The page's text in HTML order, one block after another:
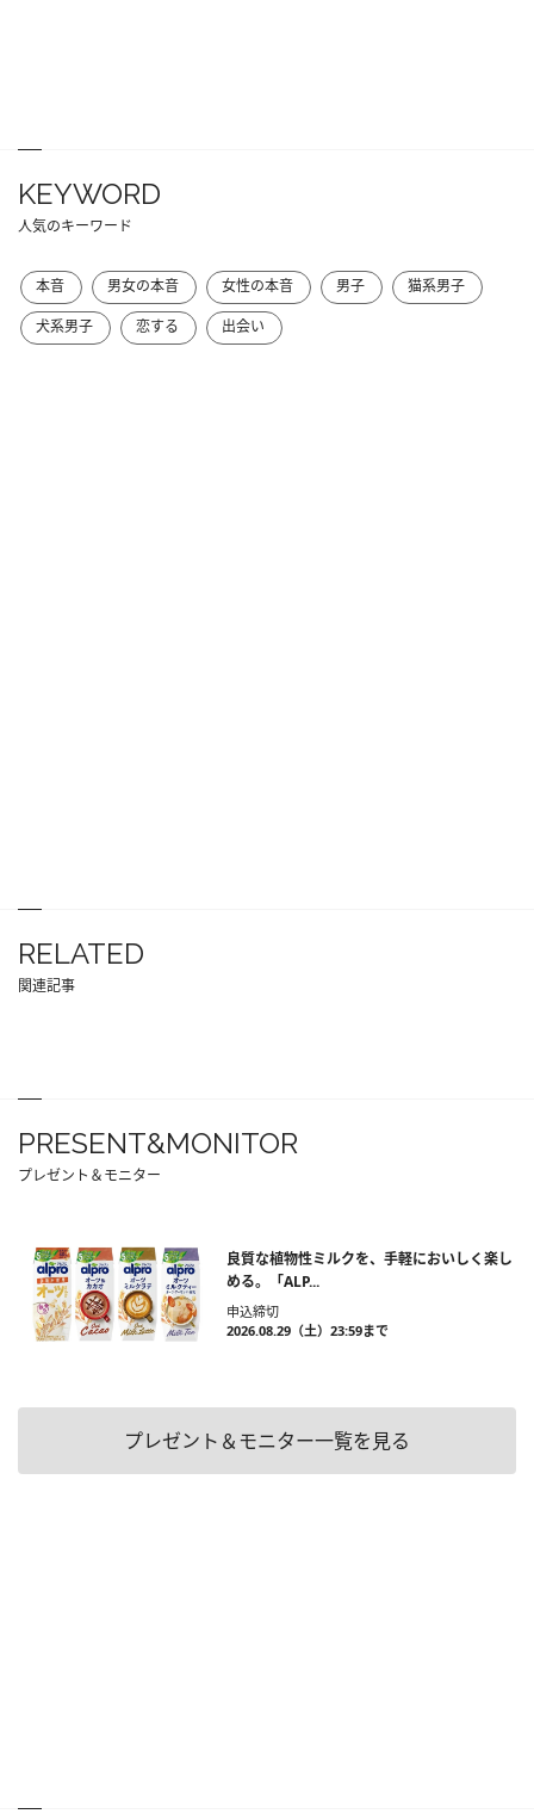
KEYWORD
人気のキーワード
本音 男女の本音 女性の本音 男子
猫系男子
犬系男子
恋する 出会い
RELATED
関連記事
PRESENT&MONITOR
プレゼント＆モニター
良質な植物性ミルクを、手軽においしく楽し
める。「ALP...
申込締切
2026.08.29（土）23:59まで
プレゼント＆モニター一覧を見る